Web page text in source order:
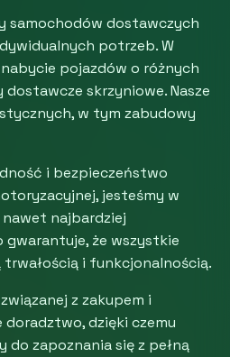
samochodów dostawczych
potrzeb. W
pojazdów o różnych
skrzyniowe. Nasze
w tym zabudowy
i bezpieczeństwo
jesteśmy w
najbardziej
gwarantuje, że wszystkie
i funkcjonalnością.
z zakupem i
dzięki czemu
do zapoznania się z pełną